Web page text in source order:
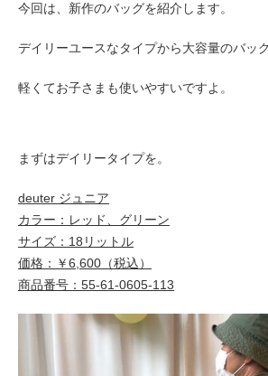
今回は、新作のバッグを紹介します。
デイリーユースなタイプから大容量のバッグ
軽くてお子さまも使いやすいですよ。
まずはデイリータイプを。
deuter ジュニア
カラー：レッド、グリーン
サイズ：18リットル
価格：￥6,600（税込）
商品番号：55-61-0605-113